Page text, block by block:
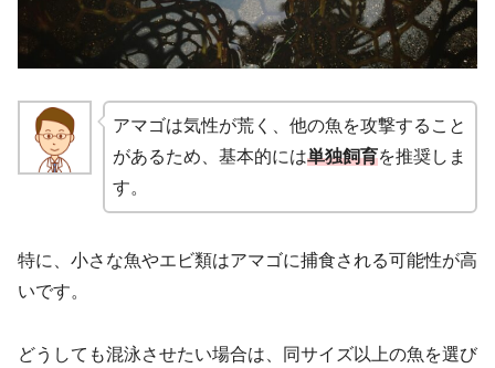
アマゴは気性が荒く、他の魚を攻撃すること
があるため、基本的には単独飼育を推奨しま
す。
特に、小さな魚やエビ類はアマゴに捕食される可能性が高
いです。
どうしても混泳させたい場合は、同サイズ以上の魚を選び